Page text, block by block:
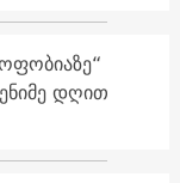
დღით